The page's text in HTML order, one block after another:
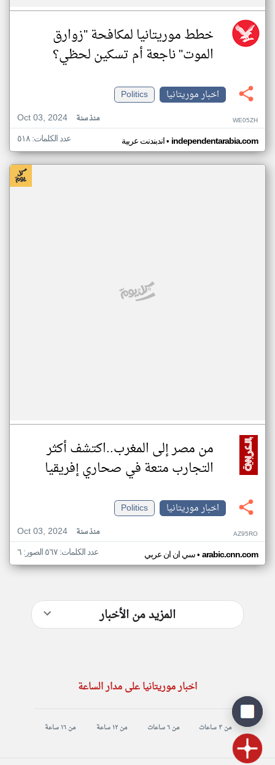
خطط موريتانيا لمكافحة "زوارق
الموت" ناجعة أم تسكين لحظي؟
اخبار موريتانيا
Politics
Oct 03, 2024
منذ سنة WE05ZH
اندبندنت عربية• independentarabia.com عدد الكلمات: ٥١٨
من مصر إلى المغرب..اكتشف أكثر
التجارب متعة في صحاري إفريقيا
اخبار موريتانيا
Politics
Oct 03, 2024
منذ سنة AZ95RO
سي ان ان عربي• arabic.cnn.com عدد الكلمات: ٥٦٧ الصور: ٦
المزيد من الأخبار
اخبار موريتانيا على مدار الساعة
من ٣ ساعات من ٦ ساعات من ١٢ ساعة من ١٦ ساعة